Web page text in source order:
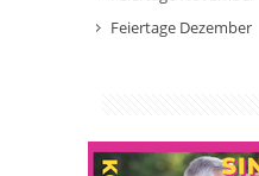
Feiertage Dezember